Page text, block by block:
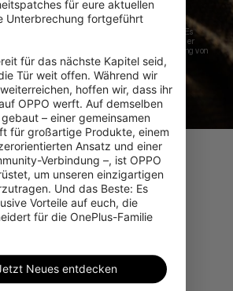
allgemeines Wohlbefinden und Fitness gedacht. Es
Gerät zur Diagnose von Krankheiten oder
Linderung, Behandlung oder Vorbeugung von
medizinische Fachperson um Rat.
für eure aktuellen
Unterbrechung fortgeführt
für das nächste Kapitel seid,
Tür weit offen. Während wir
hoffen wir, dass ihr
OPPO werft. Auf demselben
– einer gemeinsamen
für großartige Produkte, einem
Ansatz und einer
Verbindung –, ist OPPO
um unseren einzigartigen
Und das Beste: Es
Vorteile auf euch, die
für die OnePlus-Familie
Neues entdecken